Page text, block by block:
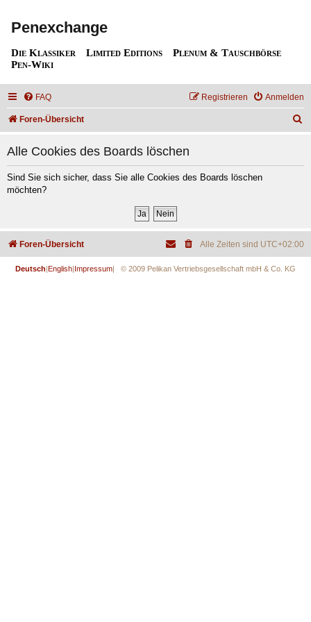
Penexchange
Die Klassiker Limited Editions
Plenum & Tauschbörse
Pen-Wiki
FAQ Anmelden
Registrieren
Foren-Übersicht
Alle Cookies des Boards löschen
Sind Sie sich sicher, dass Sie alle Cookies des Boards löschen
möchten?
Foren-Übersicht Alle Zeiten sind UTC+02:00
Deutsch|English|Impressum| © 2009 Pelikan Vertriebsgesellschaft mbH & Co. KG